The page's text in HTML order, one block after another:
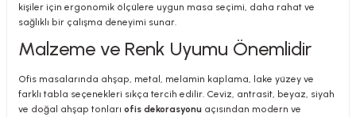
kişiler için ergonomik ölçülere uygun masa seçimi, daha rahat ve
sağlıklı bir çalışma deneyimi sunar.
Malzeme ve Renk Uyumu Önemlidir
Ofis masalarında ahşap, metal, melamin kaplama, lake yüzey ve
farklı tabla seçenekleri sıkça tercih edilir. Ceviz, antrasit, beyaz, siyah
ve doğal ahşap tonları ofis dekorasyonu açısından modern ve